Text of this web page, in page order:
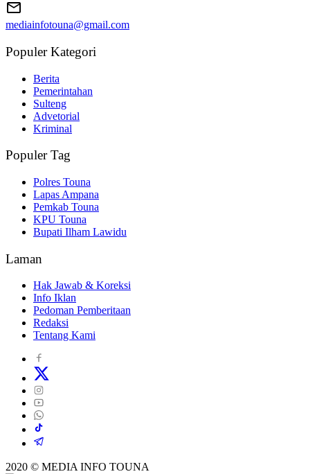
mediainfotouna@gmail.com
Populer Kategori
Berita
Pemerintahan
Sulteng
Advetorial
Kriminal
Populer Tag
Polres Touna
Lapas Ampana
Pemkab Touna
KPU Touna
Bupati Ilham Lawidu
Laman
Hak Jawab & Koreksi
Info Iklan
Pedoman Pemberitaan
Redaksi
Tentang Kami
2020 © MEDIA INFO TOUNA